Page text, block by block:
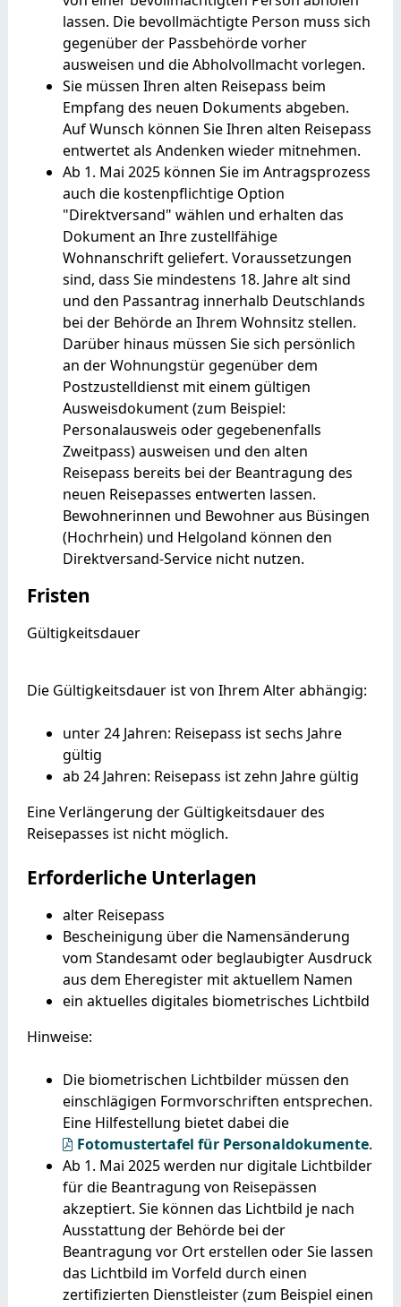
lassen. Die bevollmächtigte Person muss sich
gegenüber der Passbehörde vorher
ausweisen und die Abholvollmacht vorlegen.
Sie müssen Ihren alten Reisepass beim
Empfang des neuen Dokuments abgeben.
Auf Wunsch können Sie Ihren alten Reisepass
entwertet als Andenken wieder mitnehmen.
Ab 1. Mai 2025 können Sie im Antragsprozess
auch die kostenpflichtige Option
"Direktversand" wählen und erhalten das
Dokument an Ihre zustellfähige
Wohnanschrift geliefert. Voraussetzungen
sind, dass Sie mindestens 18. Jahre alt sind
und den Passantrag innerhalb Deutschlands
bei der Behörde an Ihrem Wohnsitz stellen.
Darüber hinaus müssen Sie sich persönlich
an der Wohnungstür gegenüber dem
Postzustelldienst mit einem gültigen
Ausweisdokument (zum Beispiel:
Personalausweis oder gegebenenfalls
Zweitpass) ausweisen und den alten
Reisepass bereits bei der Beantragung des
neuen Reisepasses entwerten lassen.
Bewohnerinnen und Bewohner aus Büsingen
(Hochrhein) und Helgoland können den
Direktversand-Service nicht nutzen.
Fristen
Gültigkeitsdauer
Die Gültigkeitsdauer ist von Ihrem Alter abhängig:
unter 24 Jahren: Reisepass ist sechs Jahre
gültig
ab 24 Jahren: Reisepass ist zehn Jahre gültig
Eine Verlängerung der Gültigkeitsdauer des
Reisepasses ist nicht möglich.
Erforderliche Unterlagen
alter Reisepass
Bescheinigung über die Namensänderung
vom Standesamt oder beglaubigter Ausdruck
aus dem Eheregister mit aktuellem Namen
ein aktuelles digitales biometrisches Lichtbild
Hinweise:
Die biometrischen Lichtbilder müssen den
einschlägigen Formvorschriften entsprechen.
Eine Hilfestellung bietet dabei die
Fotomustertafel für Personaldokumente.
Ab 1. Mai 2025 werden nur digitale Lichtbilder
für die Beantragung von Reisepässen
akzeptiert. Sie können das Lichtbild je nach
Ausstattung der Behörde bei der
Beantragung vor Ort erstellen oder Sie lassen
das Lichtbild im Vorfeld durch einen
zertifizierten Dienstleister (zum Beispiel einen